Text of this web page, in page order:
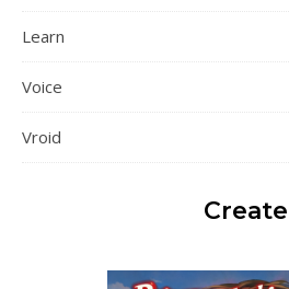
Learn
Voice
Vroid
Create